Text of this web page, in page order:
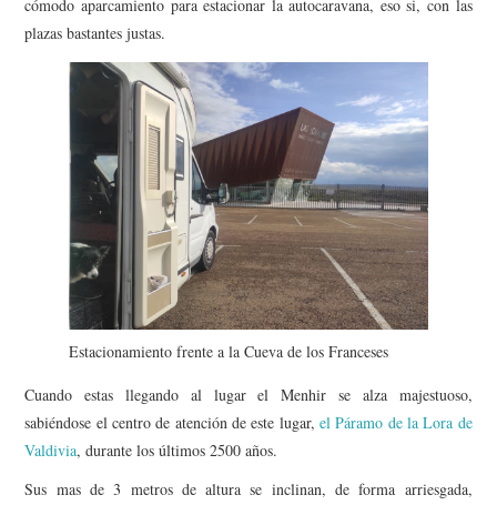
cómodo aparcamiento para estacionar la autocaravana, eso si, con las
plazas bastantes justas.
Estacionamiento frente a la Cueva de los Franceses
Cuando estas llegando al lugar el Menhir se alza majestuoso,
sabiéndose el centro de atención de este lugar, el Páramo de la Lora de
Valdivia, durante los últimos 2500 años.
Sus mas de 3 metros de altura se inclinan, de forma arriesgada,